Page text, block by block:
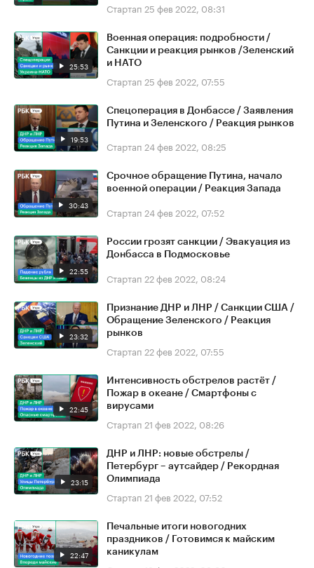
Стартап 25 фев 2022, 08:31
25:53
Военная операция: подробности /
Санкции и реакция рынков /Зеленский
и НАТО
Стартап 25 фев 2022, 07:55
19:53
Спецоперация в Донбассе / Заявления
Путина и Зеленского / Реакция рынков
Стартап 24 фев 2022, 08:25
30:43
Срочное обращение Путина, начало
военной операции / Реакция Запада
Стартап 24 фев 2022, 07:52
22:55
России грозят санкции / Эвакуация из
Донбасса в Подмосковье
Стартап 22 фев 2022, 08:24
23:32
Признание ДНР и ЛНР / Санкции США /
Обращение Зеленского / Реакция
рынков
Стартап 22 фев 2022, 07:55
22:45
Интенсивность обстрелов растёт /
Пожар в океане / Смартфоны с
вирусами
Стартап 21 фев 2022, 08:26
23:15
ДНР и ЛНР: новые обстрелы /
Петербург – аутсайдер / Рекордная
Олимпиада
Стартап 21 фев 2022, 07:52
22:47
Печальные итоги новогодних
праздников / Готовимся к майским
каникулам